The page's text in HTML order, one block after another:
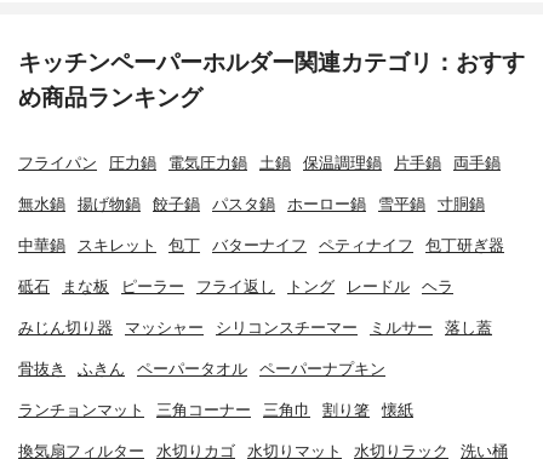
キッチンペーパーホルダー関連カテゴリ：おすす
め商品ランキング
フライパン 圧力鍋 電気圧力鍋 土鍋 保温調理鍋 片手鍋 両手鍋
無水鍋 揚げ物鍋 餃子鍋 パスタ鍋 ホーロー鍋 雪平鍋 寸胴鍋
中華鍋 スキレット 包丁 バターナイフ ペティナイフ 包丁研ぎ器
砥石 まな板 ピーラー フライ返し トング レードル ヘラ
みじん切り器 マッシャー シリコンスチーマー ミルサー 落し蓋
骨抜き ふきん ペーパータオル ペーパーナプキン
ランチョンマット 三角コーナー 三角巾 割り箸 懐紙
換気扇フィルター 水切りカゴ 水切りマット 水切りラック 洗い桶